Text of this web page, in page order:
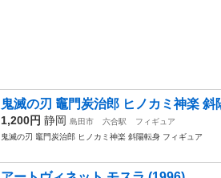
鬼滅の刃 竈門炭治郎 ヒノカミ神楽 斜
1,200円 静岡 島田市 六合駅
フィギュア
鬼滅の刃 竈門炭治郎 ヒノカミ神楽 斜陽転身 フィギュア